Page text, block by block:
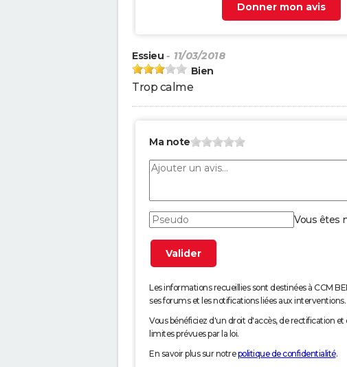
Donner mon avis
Essieu - 11/03/2018
Bien
Trop calme
Ma note
Vous êtes
Les informations recueillies sont destinées à CCM
ses forums et les notifications liées aux interventions.
Vous bénéficiez d'un droit d'accès, de rectification
limites prévues par la loi.
En savoir plus sur notrepolitique de confidentialité.